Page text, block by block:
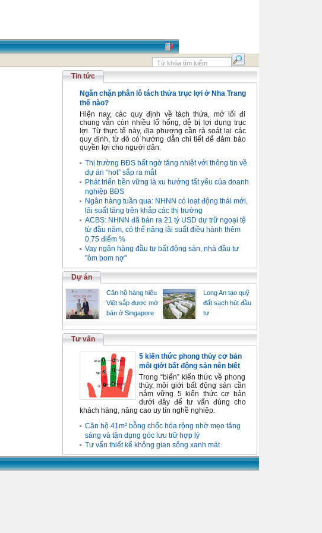
Tin tức
Ngăn chặn phân lô tách thửa trục lợi ở Nha Trang
thế nào?
Hiện nay, các quy định về tách thửa, mở lối đi
chung vẫn còn nhiều lổ hổng, dễ bị lợi dụng trục
lợi. Từ thực tế này, địa phương cần rà soát lại các
quy định, từ đó có hướng dẫn chi tiết để đảm bảo
quyền lợi cho người dân.
Thị trường BĐS bất ngờ tăng nhiệt với thông tin về
dự án “hot” sắp ra mắt
Phát triển bền vững là xu hướng tất yếu của doanh
nghiệp BĐS
Ngân hàng tuần qua: NHNN có loạt động thái mới,
lãi suất tăng trên khắp các thị trường
ACBS: NHNN đã bán ra 21 tỷ USD dự trữ ngoại tệ
từ đầu năm, có thể nâng lãi suất điều hành thêm
0,75 điểm %
Vay ngân hàng đầu tư bất động sản, nhà đầu tư
"ôm bom nợ"
Dự án
Căn hộ hàng hiệu
Việt sắp được mở
bán ở Singapore
Long An tạo quỹ
đất sạch hút đầu
tư
Tư vấn
5 kiến thức phong thủy cơ bản
môi giới bất động sản nên biết
Trong “biển” kiến thức về phong
thủy, môi giới bất động sản cần
nắm vững 5 kiến thức cơ bản
dưới đây để tư vấn đúng cho
khách hàng, nâng cao uy tín nghề nghiệp.
Căn hộ 41m² bỗng chốc hóa rộng nhờ mẹo tăng
sáng và tận dụng góc lưu trữ hợp lý
Tư vấn thiết kế không gian sống xanh mát